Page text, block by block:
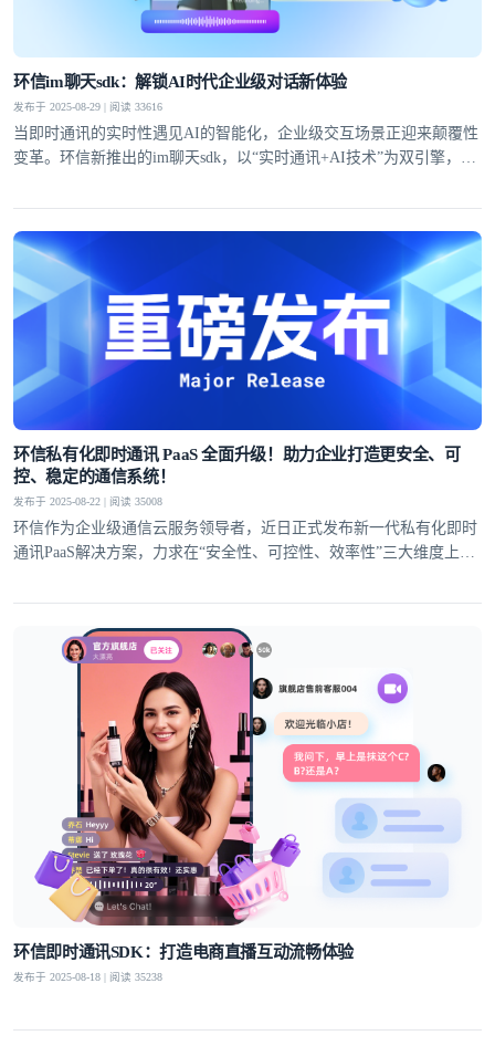
环信im聊天sdk：解锁AI时代企业级对话新体验
发布于 2025-08-29 | 阅读 33616
当即时通讯的实时性遇见AI的智能化，企业级交互场景正迎来颠覆性
变革。环信新推出的im聊天sdk，以“实时通讯+AI技术”为双引擎，通
到高并发场景落地的全链路解决方案
环信私有化即时通讯 PaaS 全面升级！助力企业打造更安全、可
控、稳定的通信系统！
发布于 2025-08-22 | 阅读 35008
环信作为企业级通信云服务领导者，近日正式发布新一代私有化即时
通讯PaaS解决方案，力求在“安全性、可控性、效率性”三大维度上全
求。
环信即时通讯SDK：打造电商直播互动流畅体验
发布于 2025-08-18 | 阅读 35238